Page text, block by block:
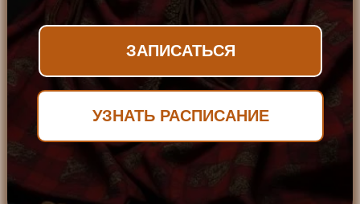
ЗАПИСАТЬСЯ
УЗНАТЬ РАСПИСАНИЕ